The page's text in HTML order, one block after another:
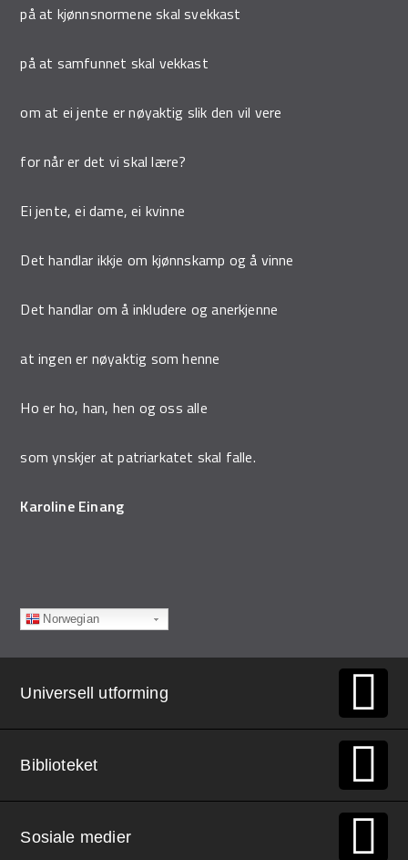
på at kjønnsnormene skal svekkast
på at samfunnet skal vekkast
om at ei jente er nøyaktig slik den vil vere
for når er det vi skal lære?
Ei jente, ei dame, ei kvinne
Det handlar ikkje om kjønnskamp og å vinne
Det handlar om å inkludere og anerkjenne
at ingen er nøyaktig som henne
Ho er ho, han, hen og oss alle
som ynskjer at patriarkatet skal falle.
Karoline Einang
Norwegian
Universell utforming
Biblioteket
Sosiale medier